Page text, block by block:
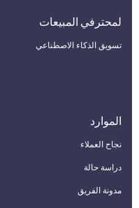
لمحترفي المبيعات
تسويق الذكاء الاصطناعي
الموارد
نجاح العملاء
دراسة حالة
مدونة الفريق